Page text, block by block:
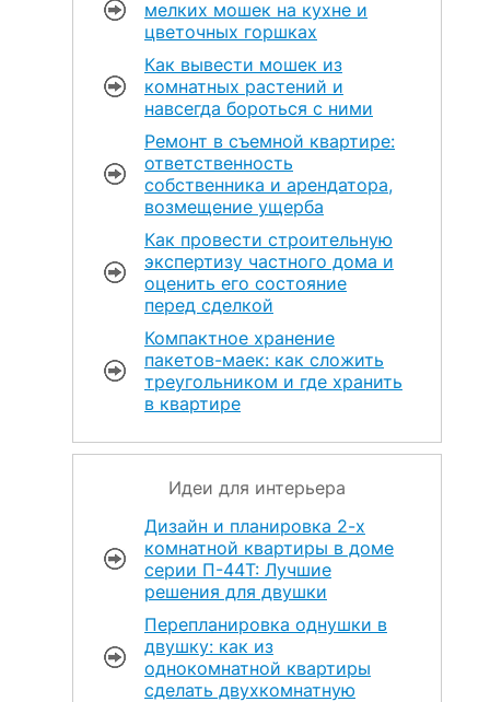
мелких мошек на кухне и
цветочных горшках
Как вывести мошек из
комнатных растений и
навсегда бороться с ними
Ремонт в съемной квартире:
ответственность
собственника и арендатора,
возмещение ущерба
Как провести строительную
экспертизу частного дома и
оценить его состояние
перед сделкой
Компактное хранение
пакетов-маек: как сложить
треугольником и где хранить
в квартире
Идеи для интерьера
Дизайн и планировка 2-х
комнатной квартиры в доме
серии П-44Т: Лучшие
решения для двушки
Перепланировка однушки в
двушку: как из
однокомнатной квартиры
сделать двухкомнатную